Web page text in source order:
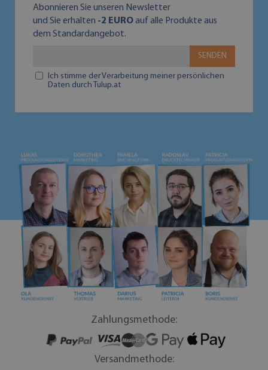
Abonnieren Sie unseren Newsletter
und Sie erhalten -2 EUROauf alle Produkte aus
dem Standardangebot.
SENDEN
Ich stimme der Verarbeitung meiner persönlichen
Daten durch Tulup.at
Zahlungsmethode:
Versandmethode: